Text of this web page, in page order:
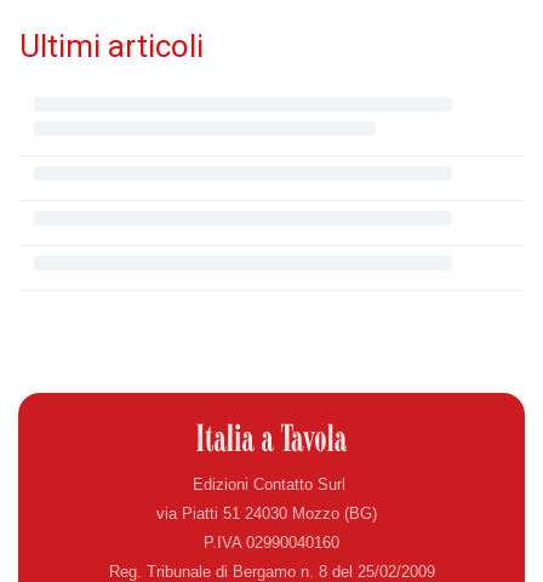
Ultimi articoli
Edizioni Contatto Surl
via Piatti 51 24030 Mozzo (BG)
P.IVA 02990040160
Reg. Tribunale di Bergamo n. 8 del 25/02/2009